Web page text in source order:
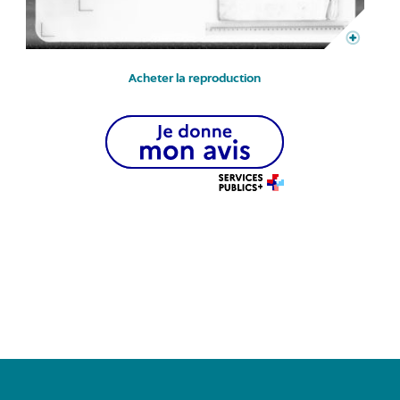
Acheter la reproduction